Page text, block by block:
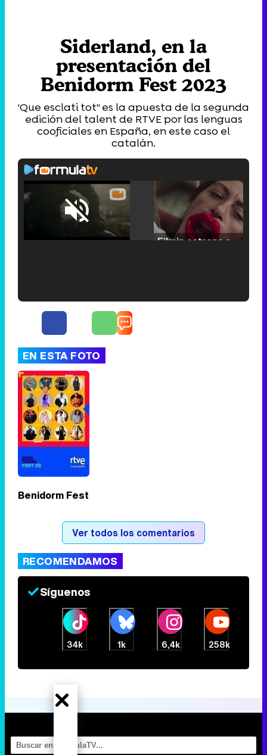
Siderland, en la
presentación del
Benidorm Fest 2023
'Que esclati tot'' es la apuesta de la segunda
edición del talent de RTVE por las lenguas
cooficiales en España, en este caso el
catalán.
Unmute /
EN ESTA FOTO
Benidorm Fest
Ver todos los comentarios
RECOMENDAMOS
Síguenos
34k 1k 6,4k 258k